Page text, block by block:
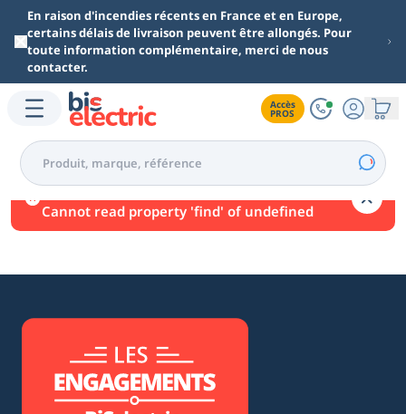
Aller au contenu principal
En raison d'incendies récents en France et en Europe,
certains délais de livraison peuvent être allongés. Pour
toute information complémentaire, merci de nous
contacter.
Accès
PROS
Une erreur est survenue.
Cannot read property 'find' of undefined